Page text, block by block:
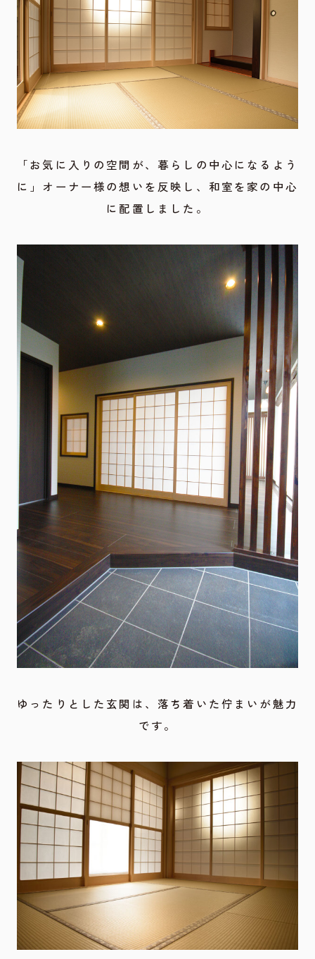
「お気に入りの空間が、暮らしの中心になるよう
に」オーナー様の想いを反映し、和室を家の中心
に配置しました。
ゆったりとした玄関は、落ち着いた佇まいが魅力
です。